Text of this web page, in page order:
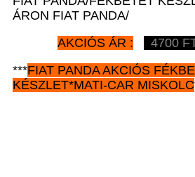
ÁRON FIAT PANDA/
AKCIÓS ÁR :
4700
***FIAT PANDA AKCIÓS
KÉSZLET*MATI-CAR MISKOLC